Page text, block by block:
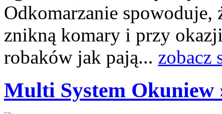
Odkomarzanie
znikną komary i przy
robaków jak pają... zobacz
Multi System Okuniew